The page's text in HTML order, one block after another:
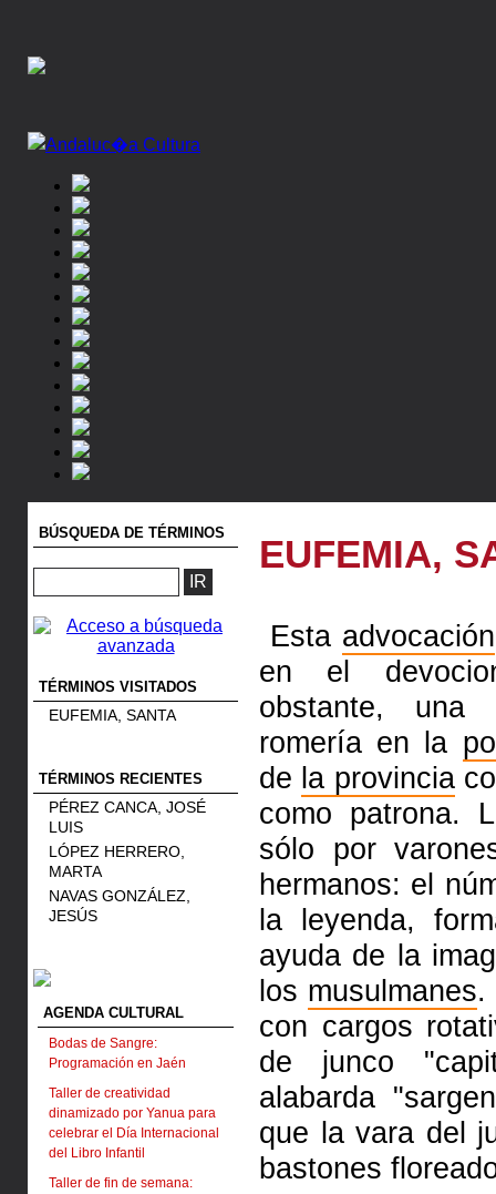
BÚSQUEDA DE TÉRMINOS
TÉRMINOS VISITADOS
EUFEMIA, SANTA
TÉRMINOS RECIENTES
PÉREZ CANCA, JOSÉ
LUIS
LÓPEZ HERRERO,
MARTA
NAVAS GONZÁLEZ,
JESÚS
AGENDA CULTURAL
Bodas de Sangre:
Programación en Jaén
Taller de creatividad
dinamizado por Yanua para
celebrar el Día Internacional
del Libro Infantil
Taller de fin de semana:
EUFEMIA,
Esta advocación
en el
obstante, una
romería en la
de la provincia
como patrona.
sólo por
hermanos: el
la leyenda,
ayuda de la
los musulmanes.
con cargos
de junco
alabarda
que la vara del
bastones